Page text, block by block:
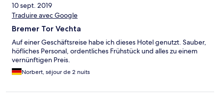
10 sept. 2019
Traduire avec Google
Bremer Tor Vechta
Auf einer Geschäftsreise habe ich dieses Hotel genutzt. Sauber,
höfliches Personal, ordentliches Frühstück und alles zu einem
vernünftigen Preis.
Norbert, séjour de 2 nuits